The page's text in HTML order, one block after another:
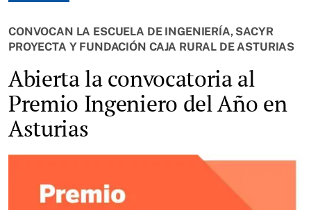
CONVOCAN LA ESCUELA DE INGENIERÍA, SACYR
PROYECTA Y FUNDACIÓN CAJA RURAL DE ASTURIAS
Abierta la convocatoria al
Premio Ingeniero del Año en
Asturias